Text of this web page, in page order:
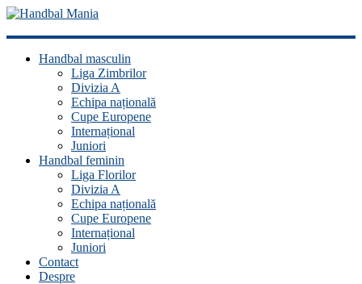
Handbal
ManiaHandbal masculin
Liga Zimbrilor
Divizia A
Echipa națională
Cupe Europene
Internațional
Juniori
Handbal feminin
Liga Florilor
Divizia A
Echipa națională
Cupe Europene
Internațional
Juniori
Contact
Despre